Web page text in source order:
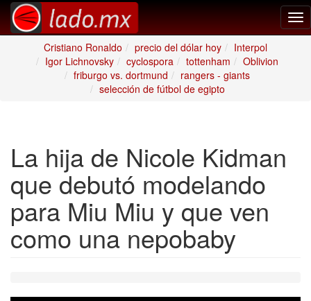
Cristiano Ronaldo
precio del dólar hoy
Interpol
Igor Lichnovsky
cyclospora tottenham
Oblivion
friburgo vs. dortmund
rangers - giants
selección de fútbol de egipto
La hija de Nicole Kidman
que debutó modelando
para Miu Miu y que ven
como una nepobaby